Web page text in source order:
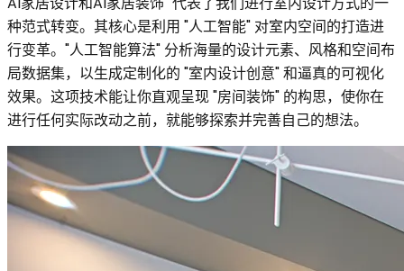
种范式转变。其核心是利用 "人工智能" 对室内空间的打造进
行变革。"人工智能算法" 分析海量的设计元素、风格和空间布
局数据集，以生成定制化的 "室内设计创意" 和逼真的可视化
效果。这项技术能让你直观呈现 "房间装饰" 的构思，使你在
进行任何实际改动之前，就能够探索并完善自己的想法。